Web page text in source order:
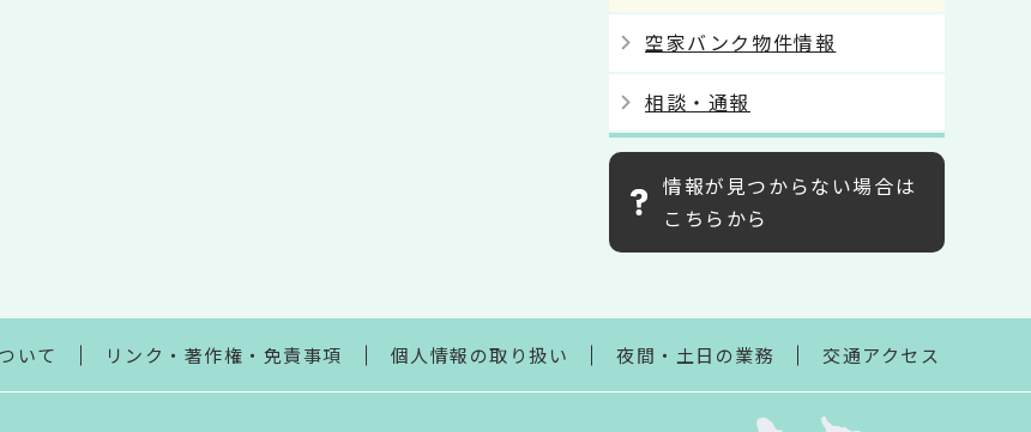
空家バンク物件情報
相談・通報
情報が見つからない場合は
こちらから
いて リンク・著作権・免責事項 個人情報の取り扱い 夜間・土日の業務 交通アクセス